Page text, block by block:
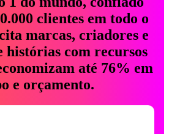
clientes em todo o
marcas, criadores e
histórias com recursos
até 76% em
e orçamento.